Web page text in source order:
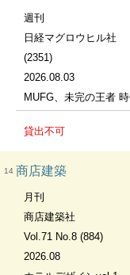
週刊
日経マグロウヒル社
(2351)
2026.08.03
MUFG、未完の王者 時価総額1
貸出不可
14 商店建築
月刊
商店建築社
Vol.71 No.8 (884)
2026.08